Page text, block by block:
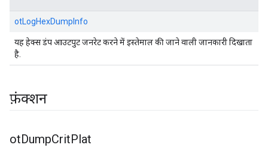
otLogHexDumpInfo
यह हेक्स डंप आउटपुट जनरेट करने में इस्तेमाल की जाने वाली जानकारी दिखाता
है.
फ़ंक्शन
otDumpCritPlat